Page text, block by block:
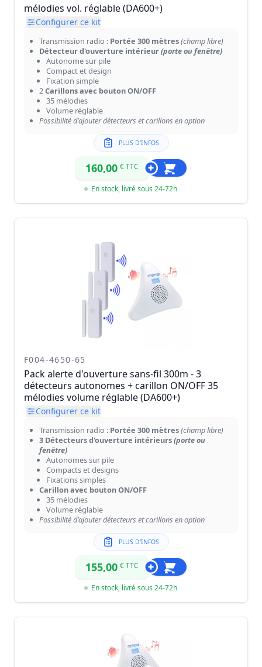
mélodies vol. réglable (DA600+)
Configurer ce kit
Transmission radio : Portée 300 mètres(champ libre)
Détecteur d'ouverture intérieur(porte ou fenêtre)
Autonome sur pile
Compact et design
Fixation simple
2Carillons avec bouton ON/OFF
35 mélodies
Volume réglable
Possibilité d'ajouter détecteurs et carillons en option
PLUS D'INFOS
160,00 € TTC
En stock, livré sous 24-72h
F004-4650-65
Pack alerte d'ouverture sans-fil 300m - 3
détecteurs autonomes + carillon ON/OFF 35
mélodies volume réglable (DA600+)
Configurer ce kit
Transmission radio : Portée 300 mètres(champ libre)
3 Détecteurs d'ouverture intérieurs(porte ou
fenêtre)
Autonomes sur pile
Compacts et designs
Fixations simples
Carillon avec bouton ON/OFF
35 mélodies
Volume réglable
Possibilité d'ajouter détecteurs et carillons en option
PLUS D'INFOS
155,00 € TTC
En stock, livré sous 24-72h